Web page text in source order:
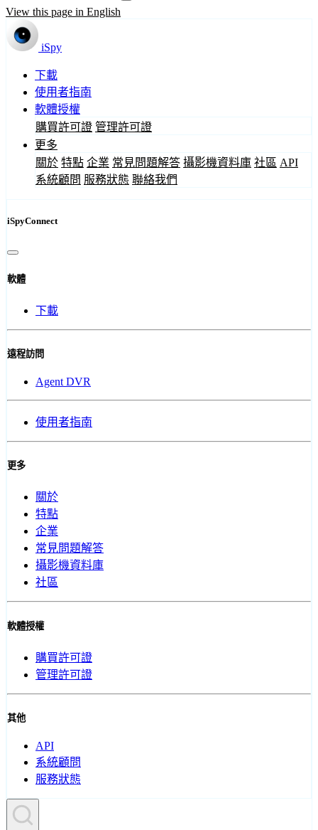
View this page in English
iSpy
下載
使用者指南
軟體授權
購買許可證 管理許可證
更多
關於 特點 企業 常見問題解答 攝影機資料庫 社區 API
系統顧問 服務狀態 聯絡我們
iSpyConnect
軟體
下載
遠程訪問
Agent DVR
使用者指南
更多
關於
特點
企業
常見問題解答
攝影機資料庫
社區
軟體授權
購買許可證
管理許可證
其他
API
系統顧問
服務狀態